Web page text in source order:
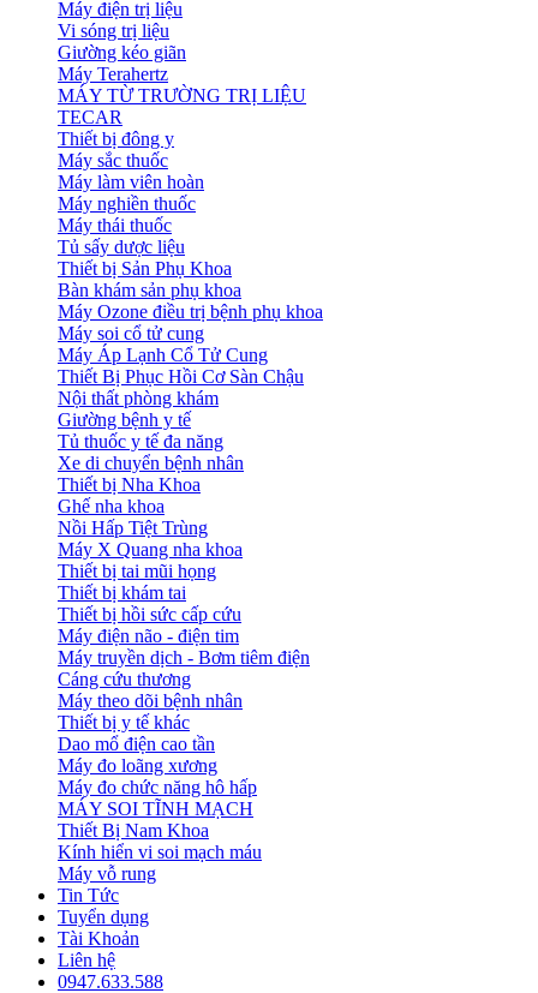
Máy điện trị liệu
Vi sóng trị liệu
Giường kéo giãn
Máy Terahertz
MÁY TỪ TRƯỜNG TRỊ LIỆU
TECAR
Thiết bị đông y
Máy sắc thuốc
Máy làm viên hoàn
Máy nghiền thuốc
Máy thái thuốc
Tủ sấy dược liệu
Thiết bị Sản Phụ Khoa
Bàn khám sản phụ khoa
Máy Ozone điều trị bệnh phụ khoa
Máy soi cổ tử cung
Máy Áp Lạnh Cổ Tử Cung
Thiết Bị Phục Hồi Cơ Sàn Chậu
Nội thất phòng khám
Giường bệnh y tế
Tủ thuốc y tế đa năng
Xe di chuyển bệnh nhân
Thiết bị Nha Khoa
Ghế nha khoa
Nồi Hấp Tiệt Trùng
Máy X Quang nha khoa
Thiết bị tai mũi họng
Thiết bị khám tai
Thiết bị hồi sức cấp cứu
Máy điện não - điện tim
Máy truyền dịch - Bơm tiêm điện
Cáng cứu thương
Máy theo dõi bệnh nhân
Thiết bị y tế khác
Dao mổ điện cao tần
Máy đo loãng xương
Máy đo chức năng hô hấp
MÁY SOI TĨNH MẠCH
Thiết Bị Nam Khoa
Kính hiển vi soi mạch máu
Máy vỗ rung
Tin Tức
Tuyển dụng
Tài Khoản
Liên hệ
0947.633.588